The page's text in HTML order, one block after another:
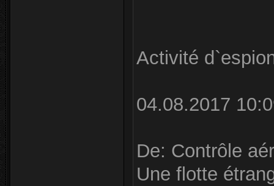
Activité
04.08.2017
De: Contrôle
Une flotte